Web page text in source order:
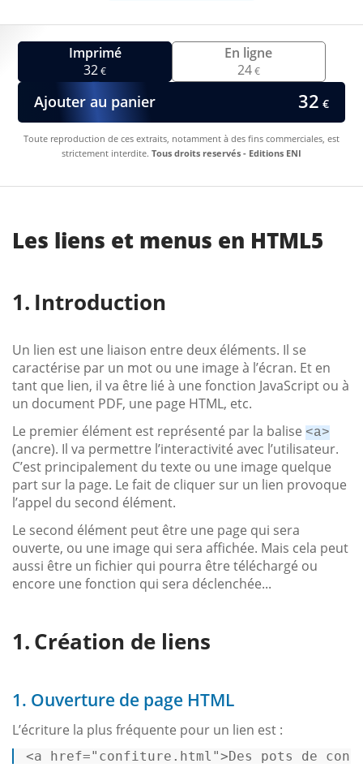
Imprimé
32€
En ligne
24€
Ajouter au panier 32 €
Toute reproduction de ces extraits, notamment à des fins commerciales, est
strictement interdite. Tous droits reservés - Editions ENI
Les liens et menus en HTML5
Introduction
Un lien est une liaison entre deux éléments. Il se
caractérise par un mot ou une image à l’écran. Et en
tant que lien, il va être lié à une fonction JavaScript ou à
un document PDF, une page HTML, etc.
Le premier élément est représenté par la balise <a>
(ancre). Il va permettre l’interactivité avec l’utilisateur.
C’est principalement du texte ou une image quelque
part sur la page. Le fait de cliquer sur un lien provoque
l’appel du second élément.
Le second élément peut être une page qui sera
ouverte, ou une image qui sera affichée. Mais cela peut
aussi être un fichier qui pourra être téléchargé ou
encore une fonction qui sera déclenchée...
Création de liens
1. Ouverture de page HTML
L’écriture la plus fréquente pour un lien est :
<a href="confiture.html">Des pots de